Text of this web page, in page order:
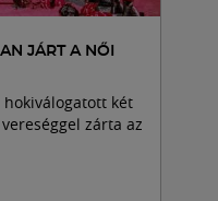
JÁRT A NŐI
két
zárta az